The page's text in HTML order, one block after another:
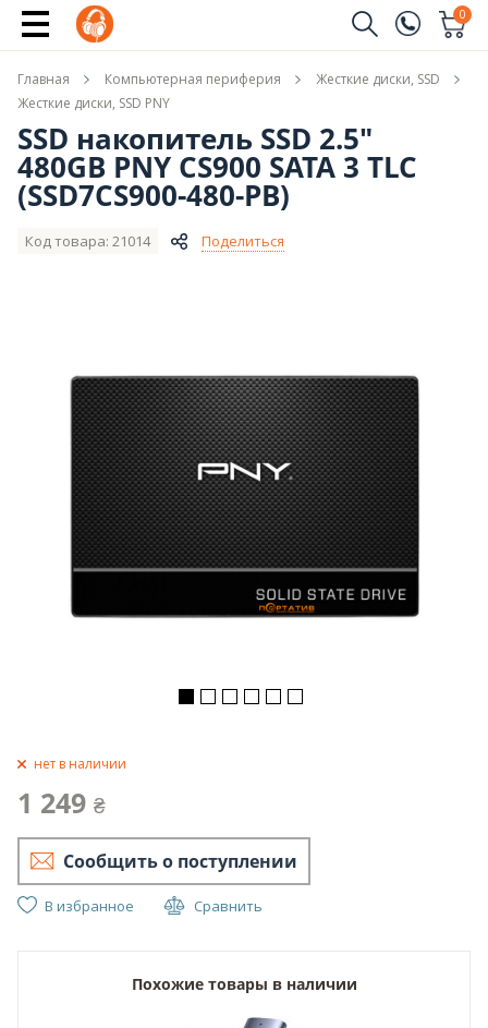
(096)
(044)
0
Имя
Телефон
Главная Компьютерная периферия
Жесткие диски, SSD
Жесткие диски, SSD PNY
SSD накопитель SSD 2.5"
480GB PNY CS900 SATA 3 TLC
(SSD7CS900-480-PB)
Код товара: 21014 Поделиться
нет в наличии
1 249 ₴
Сообщить о поступлении
В избранное Сравнить
Похожие товары в наличии
Сообщить о поступлении